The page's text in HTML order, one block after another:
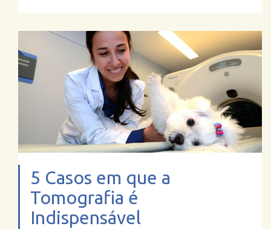
5 Casos em que a
Tomografia é
Indispensável